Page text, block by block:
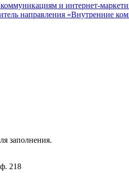
и интернет-
направления «Внутренние
заполнения.
218